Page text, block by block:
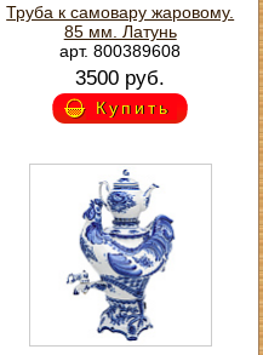
Труба к самовару жаровому.
85 мм. Латунь
арт. 800389608
3500 руб.
Купить